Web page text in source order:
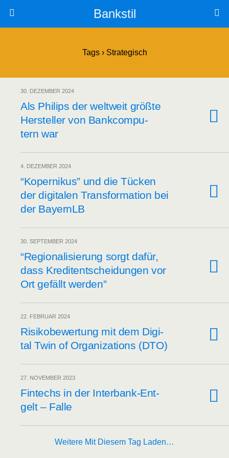
Bankstil
Tags › Strategisch
30. DEZEMBER 2024
Als Phil­ips der welt­weit größ­te
Her­stel­ler von Bank­com­pu­
tern war
4. DEZEMBER 2024
“Koper­ni­kus” und die Tücken
der digi­ta­len Trans­for­ma­ti­on bei
der BayernLB
30. SEPTEMBER 2024
“Regio­na­li­sie­rung sorgt dafür,
dass Kre­dit­ent­schei­dun­gen vor
Ort gefällt werden”
22. FEBRUAR 2024
Risi­ko­be­wer­tung mit dem Digi­
tal Twin of Orga­niza­ti­ons (DTO)
27. NOVEMBER 2023
Fintechs in der Inter­bank-Ent­
gelt – Falle
Weitere Mit Diesem Tag Laden…